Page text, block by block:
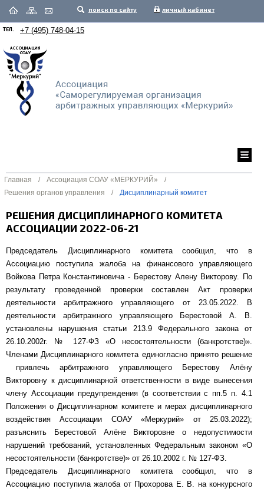
поиск по сайту личный кабинет
ТЕЛ. +7 (495) 748-04-15
Главная / Ассоциация СОАУ «МЕРКУРИЙ»
/
Решения органов управления
/ Дисциплинарный комитет
РЕШЕНИЯ ДИСЦИПЛИНАРНОГО КОМИТЕТА
АССОЦИАЦИИ 2022-06-21
Председатель Дисциплинарного комитета сообщил, что в
Ассоциацию поступила жалоба на финансового управляющего
Войкова Петра Константиновича - Берестову Алену Викторову. По
результату проведенной проверки составлен Акт проверки
деятельности арбитражного управляющего от 23.05.2022. В
деятельности арбитражного управляющего Берестовой А. В.
установлены нарушения статьи 213.9 Федерального закона от
26.10.2002г. № 127-ФЗ «О несостоятельности (банкротстве)».
Членами Дисциплинарного комитета единогласно принято решение
привлечь арбитражного управляющего Берестову Алёну
Викторовну к дисциплинарной ответственности в виде вынесения
члену Ассоциации предупреждения (в соответствии с пп.5 п. 4.1
Положения о Дисциплинарном комитете и мерах дисциплинарного
воздействия Ассоциации СОАУ «Меркурий» от 25.03.2022);
разъяснить Берестовой Алёне Викторовне о недопустимости
нарушений требований, установленных Федеральным законом «О
несостоятельности (банкротстве)» от 26.10.2002 г. № 127-ФЗ.
Председатель Дисциплинарного комитета сообщил, что в
Ассоциацию поступила жалоба от Прохорова Е. В. на конкурсного